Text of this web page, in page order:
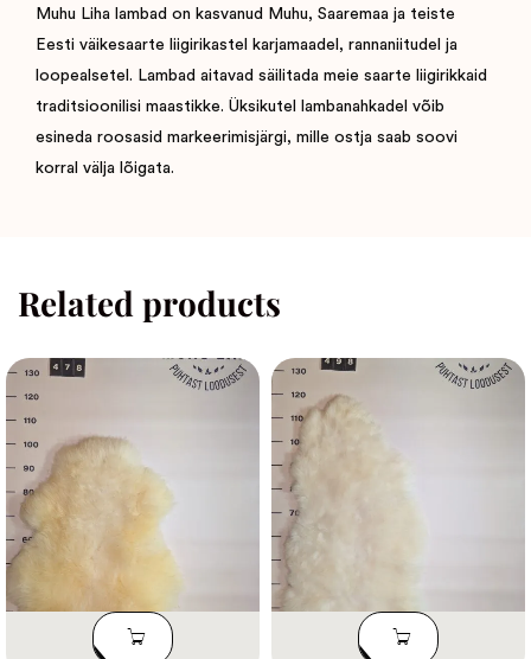
Muhu Liha lambad on kasvanud Muhu, Saaremaa ja teiste
Eesti väikesaarte liigirikastel karjamaadel, rannaniitudel ja
loopealsetel. Lambad aitavad säilitada meie saarte liigirikkaid
traditsioonilisi maastikke. Üksikutel lambanahkadel võib
esineda roosasid markeerimisjärgi, mille ostja saab soovi
korral välja lõigata.
Related products